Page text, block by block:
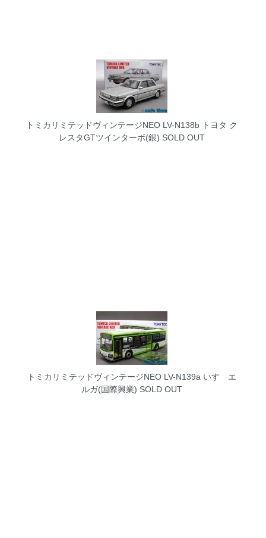
トミカリミテッドヴィンテージNEO LV-N138b トヨタ ク
レスタGTツインターボ(銀) SOLD OUT
トミカリミテッドヴィンテージNEO LV-N139a いすゞエ
ルガ(国際興業) SOLD OUT